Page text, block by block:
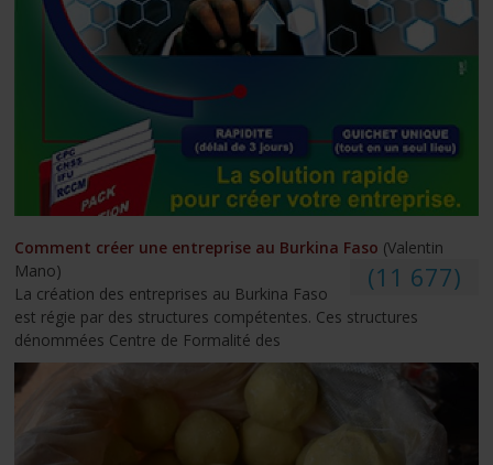
Comment créer une entreprise au Burkina Faso (Valentin
Mano)
(11 677)
La création des entreprises au Burkina Faso
est régie par des structures compétentes. Ces structures
dénommées Centre de Formalité des